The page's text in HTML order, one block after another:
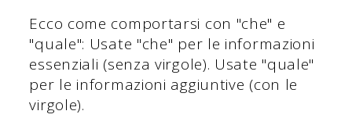
Ecco come comportarsi con "che" e
"quale": Usate "che" per le informazioni
essenziali (senza virgole). Usate "quale"
per le informazioni aggiuntive (con le
virgole).